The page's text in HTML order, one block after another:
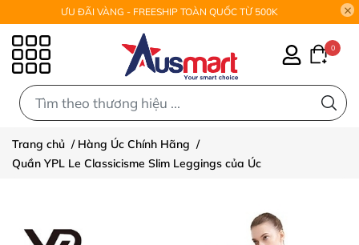
ƯU ĐÃI VÀNG - FREESHIP TOÀN QUỐC TỪ 500K
0
Trang chủ / Hàng Úc Chính Hãng /
Quần YPL Le Classicisme Slim Leggings của Úc